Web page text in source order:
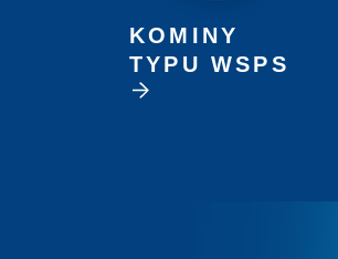
KOMINY
TYPU WSPS